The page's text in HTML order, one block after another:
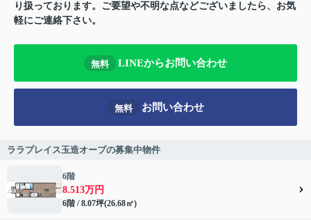
り扱っております。ご要望や不明な点などございましたら、お気
軽にご連絡下さい。
無料 LINEからお問い合わせ
無料 お問い合わせ
ララプレイス玉造オーブの募集中物件
6階
8.513万円
6階 / 8.07坪(26.68㎡)